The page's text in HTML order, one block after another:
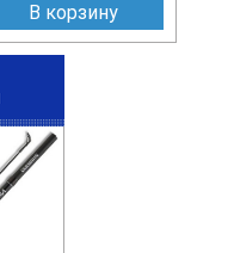
В корзину